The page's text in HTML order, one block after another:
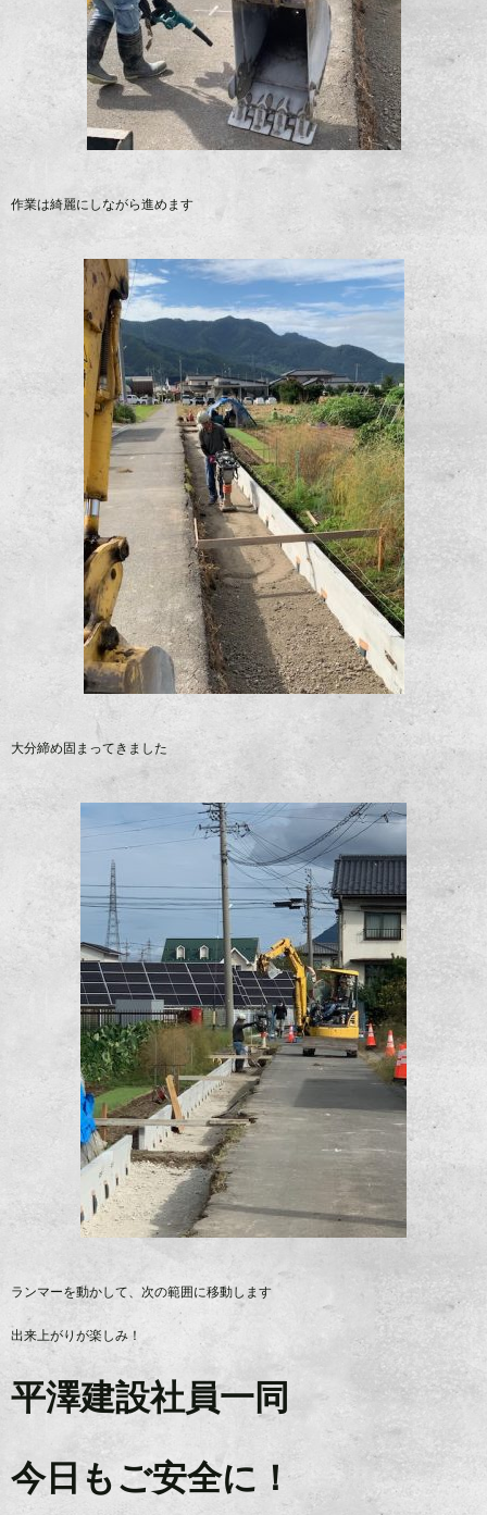
作業は綺麗にしながら進めます
大分締め固まってきました
ランマーを動かして、次の範囲に移動します
出来上がりが楽しみ！
平澤建設社員一同
今日もご安全に！